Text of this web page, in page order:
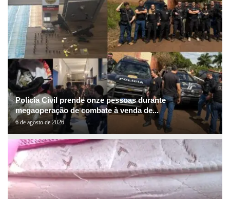
Polícia Civil prende onze pessoas durante
megaoperação de combate à venda de...
6 de agosto de 2026